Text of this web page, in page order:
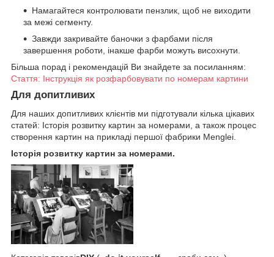
Намагайтеся контролювати пензлик, щоб не виходити
за межі сегменту.
Завжди закривайте баночки з фарбами після
завершення роботи, інакше фарби можуть висохнути.
Більша порад і рекомендацій Ви знайдете за посиланням:
Стаття: Інструкція як розфарбовувати по номерам картини
Для допитливих
Для наших допитливих клієнтів ми підготували кілька цікавих
статей: Історія розвитку картин за номерами, а також процес
створення картин на прикладі першої фабрики Menglei.
Історія розвитку картин за номерами.